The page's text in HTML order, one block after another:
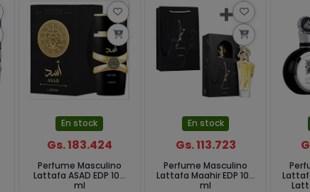
En stock
Gs. 183.424
Perfume Masculino
Lattafa ASAD EDP 100
ml
En stock
Gs. 113.723
Perfume Masculino
Lattafa Maahir EDP 100
ml